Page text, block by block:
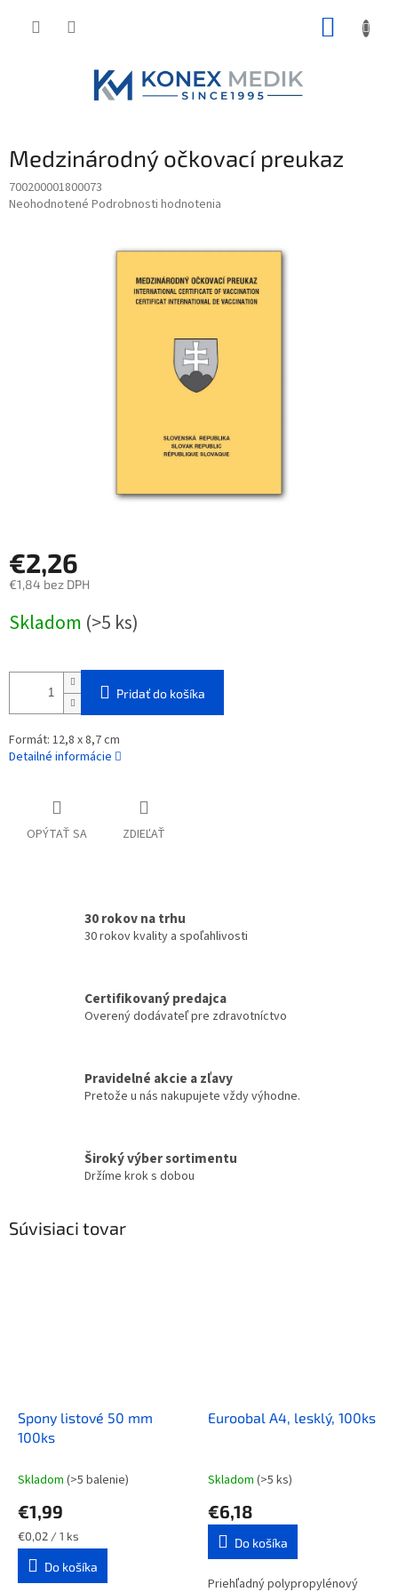
Medzinárodný očkovací preukaz
700200001800073
Priemerné
Neohodnotené Podrobnosti hodnotenia
€2,26
€1,84 bez DPH
cena:
Skladom (>5 ks)
Pridať do košíka
Formát: 12,8 x 8,7 cm
Detailné informácie
OPÝTAŤ SA ZDIEĽAŤ
30 rokov na trhu
30 rokov kvality a spoľahlivosti
Certifikovaný predajca
Overený dodávateľ pre zdravotníctvo
Pravidelné akcie a zľavy
Pretože u nás nakupujete vždy výhodne.
Široký výber sortimentu
Držíme krok s dobou
Súvisiaci tovar
Spony listové 50 mm
100ks
Skladom (>5 balenie)
€1,99
Jednotková
cena:
€0,02 / 1 ks
Do košíka
Euroobal A4, lesklý, 100ks
Skladom (>5 ks)
€6,18
Do košíka
Priehľadný polypropylénový